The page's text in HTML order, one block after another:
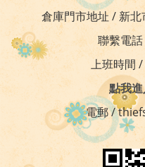
倉庫門市地址 / 新
聯繫電
上班時間
點我
電郵 /